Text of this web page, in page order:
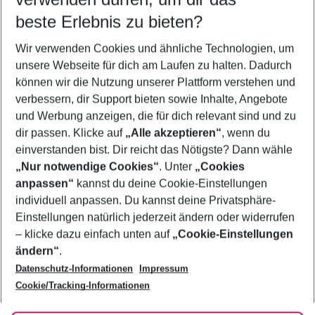
5-8 Nächte
2 Erwachsene Keine Kinder
Mehr Filter anzeigen
Footer
Footer navigation
Über uns
AGB
Bestpreisgarantie
Cookie-Einstellungen ändern
Cookie-Richtlinie
Agenturbetreuung
Barrierefreies Reisen
Folge uns
beste Erlebnis zu bieten?
Wir verwenden Cookies und ähnliche Technologien, um
unsere Webseite für dich am Laufen zu halten. Dadurch
können wir die Nutzung unserer Plattform verstehen und
verbessern, dir Support bieten sowie Inhalte, Angebote
und Werbung anzeigen, die für dich relevant sind und zu
dir passen. Klicke auf „Alle akzeptieren“, wenn du
einverstanden bist. Dir reicht das Nötigste? Dann wähle
„Nur notwendige Cookies“. Unter „Cookies
anpassen“ kannst du deine Cookie-Einstellungen
individuell anpassen. Du kannst deine Privatsphäre-
Einstellungen natürlich jederzeit ändern oder widerrufen
– klicke dazu einfach unten auf „Cookie-Einstellungen
ändern“.
Datenschutz-Informationen
Impressum
Cookie/Tracking-Informationen